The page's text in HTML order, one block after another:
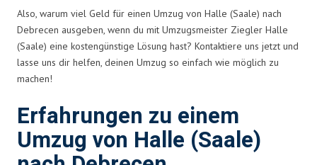
Also, warum viel Geld für einen Umzug von Halle (Saale) nach
Debrecen ausgeben, wenn du mit Umzugsmeister Ziegler Halle
(Saale) eine kostengünstige Lösung hast? Kontaktiere uns jetzt und
lasse uns dir helfen, deinen Umzug so einfach wie möglich zu
machen!
Erfahrungen zu einem
Umzug von Halle (Saale)